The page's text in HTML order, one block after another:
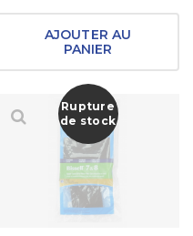
AJOUTER AU
PANIER
Rupture
de stock